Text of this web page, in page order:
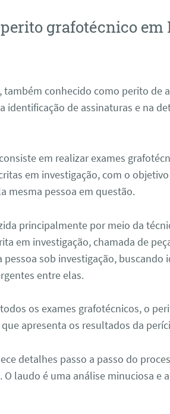
grafotécnico em
também conhecido como perito de
identificação de assinaturas e na
em realizar exames
em investigação, com o
mesma pessoa em questão.
principalmente por meio da
em investigação, chamada de
pessoa sob investigação, buscando
entre elas.
os exames grafotécnicos, o
apresenta os resultados da
detalhes passo a passo do
laudo é uma análise minuciosa e